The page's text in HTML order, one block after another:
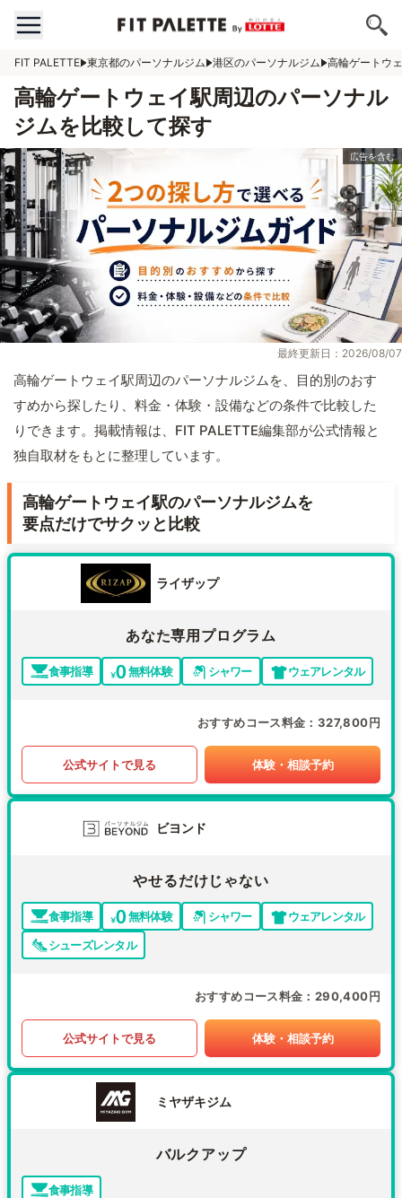
FIT PALETTE 東京都のパーソナルジム 港区のパーソナルジム 高輪ゲートウ
高輪ゲートウェイ駅周辺のパーソナル
ジムを比較して探す
最終更新日：2026/08/07
高輪ゲートウェイ駅周辺のパーソナルジムを、目的別のおす
すめから探したり、料金・体験・設備などの条件で比較した
りできます。掲載情報は、FIT PALETTE編集部が公式情報と
独自取材をもとに整理しています。
高輪ゲートウェイ駅のパーソナルジムを
要点だけでサクッと比較
ライザップ
あなた専用プログラム
食事指導 無料体験 シャワー ウェアレンタル
おすすめコース料金 327,800円
公式サイトで見る 体験・相談予約
ビヨンド
やせるだけじゃない
食事指導 無料体験 シャワー
ウェアレンタル
シューズレンタル
おすすめコース料金 290,400円
公式サイトで見る 体験・相談予約
ミヤザキジム
バルクアップ
食事指導